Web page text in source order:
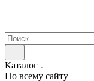
Каталог
По всему сайту